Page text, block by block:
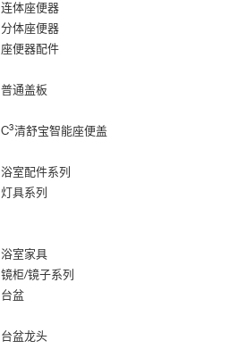
连体座便器
分体座便器
座便器配件
普通盖板
C3清舒宝智能座便盖
浴室配件系列
灯具系列
浴室家具
镜柜/镜子系列
台盆
台盆龙头